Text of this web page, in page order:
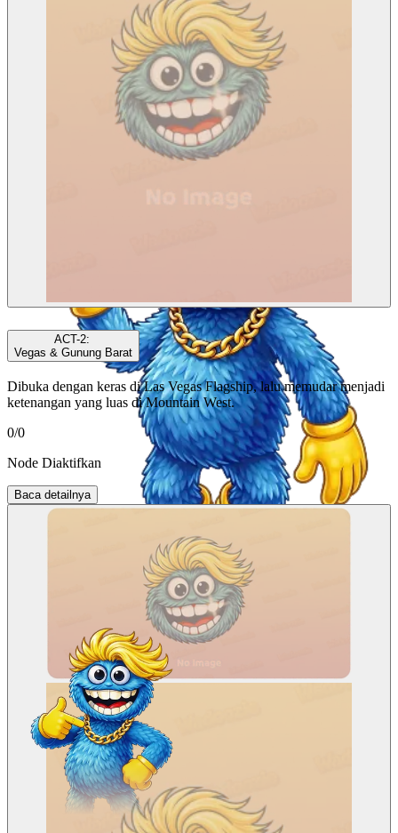
ACT-6
ACT-2:
Vegas & Gunung Barat
Dibuka dengan keras di Las Vegas Flagship, lalu memudar menjadi
ketenangan yang luas di Mountain West.
0/0
Node Diaktifkan
Baca detailnya